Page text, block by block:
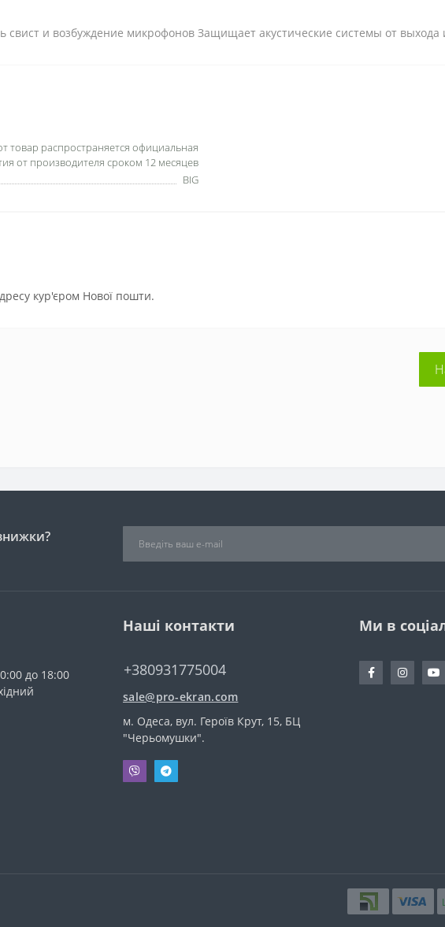
свист и возбуждение микрофонов Защищает акустические системы от выхода
товар распространяется официальная
от производителя сроком 12 месяцев
BIG
кур'єром Нової пошти.
до 18:00
Наші контакти
+380931775004
sale@pro-ekran.com
м. Одеса, вул. Героїв Крут, 15, БЦ
"Черьомушки".
Ми в